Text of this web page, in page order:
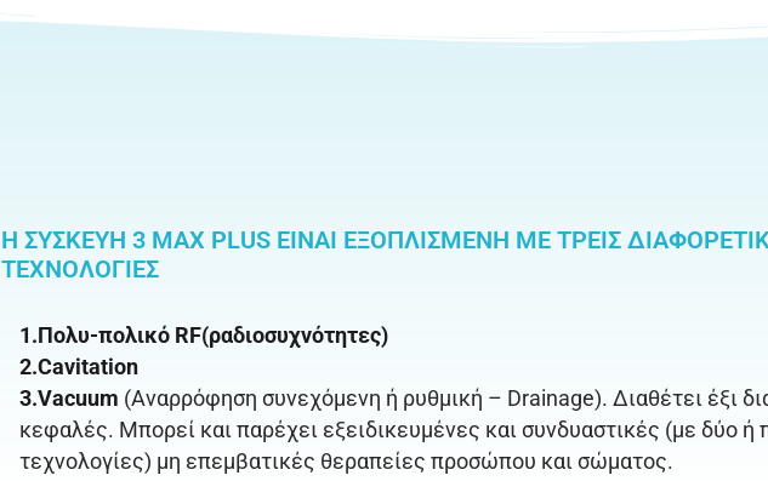
Η ΣΥΣΚΕΥΉ 3 MAX PLUS ΕΊΝΑΙ ΕΞΟΠΛΙΣΜΈΝΗ ΜΕ ΤΡΕΙΣ
ΤΕΧΝΟΛΟΓΊΕΣ
1.Πολυ-πολικό RF(ραδιοσυχνότητες)
2.Cavitation
3.Vacuum (Αναρρόφηση συνεχόμενη ή ρυθμική – Drainage). Διαθέτει έξι
κεφαλές. Μπορεί και παρέχει εξειδικευμένες και συνδυαστικές (με δύο ή
τεχνολογίες) μη επεμβατικές θεραπείες προσώπου και σώματος.